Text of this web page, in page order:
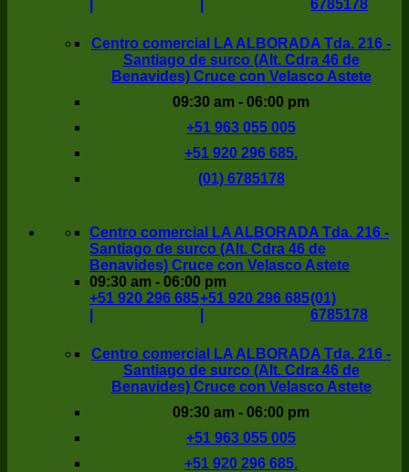
6785178
Centro comercial LA ALBORADA Tda. 216 -
Santiago de surco (Alt. Cdra 46 de
Benavides) Cruce con Velasco Astete
09:30 am - 06:00 pm
+51 963 055 005
+51 920 296 685.
(01) 6785178
Centro comercial LA ALBORADA Tda. 216 -
Santiago de surco (Alt. Cdra 46 de
Benavides) Cruce con Velasco Astete
09:30 am - 06:00 pm
+51 920 296 685+51 920 296 685(01)
6785178
Centro comercial LA ALBORADA Tda. 216 -
Santiago de surco (Alt. Cdra 46 de
Benavides) Cruce con Velasco Astete
09:30 am - 06:00 pm
+51 963 055 005
+51 920 296 685.